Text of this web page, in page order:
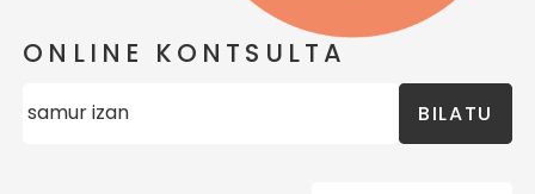
ONLINE KONTSULTA
BILATU